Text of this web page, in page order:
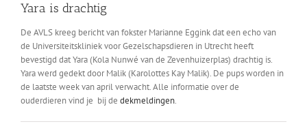
Yara is drachtig
De AVLS kreeg bericht van fokster Marianne Eggink dat een echo van
de Universiteitskliniek voor Gezelschapsdieren in Utrecht heeft
bevestigd dat Yara (Kola Nunwé van de Zevenhuizerplas) drachtig is.
Yara werd gedekt door Malik (Karolottes Kay Malik). De pups worden in
de laatste week van april verwacht. Alle informatie over de
ouderdieren vind je bij de dekmeldingen.